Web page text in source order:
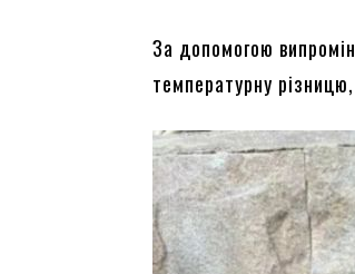
За допомогою
температурну